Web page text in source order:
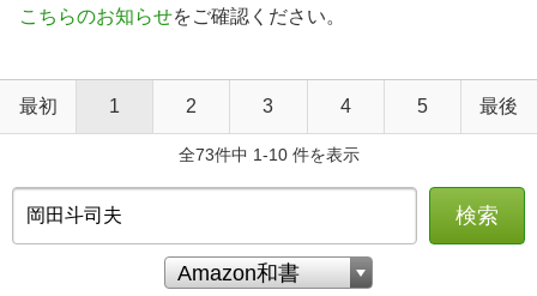
こちらのお知らせをご確認ください。
最初 1 2 3 4 5 最後
全73件中 1-10 件を表示
検索